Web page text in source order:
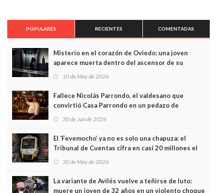
POPULARES RECIENTES COMENTADAS
Misterio en el corazón de Oviedo: una joven
aparece muerta dentro del ascensor de su
edificio y las cámaras captan sus últimos minutos
10 de May de 2026
Fallece Nicolás Parrondo, el valdesano que
convirtió Casa Parrondo en un pedazo de
Asturias en Madrid
30 de Jun de 2026
El ‘Fevemocho’ ya no es solo una chapuza: el
Tribunal de Cuentas cifra en casi 20 millones el
sobrecoste de los trenes que no cabían por los
30 de May de 2026
La variante de Avilés vuelve a teñirse de luto:
muere un joven de 32 años en un violento choque